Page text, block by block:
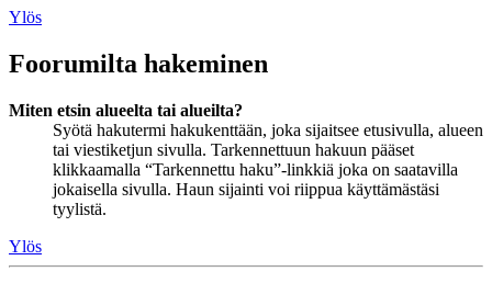
Ylös
Foorumilta hakeminen
Miten etsin alueelta tai alueilta?
Syötä hakutermi hakukenttään, joka sijaitsee etusivulla, alueen
tai viestiketjun sivulla. Tarkennettuun hakuun pääset
klikkaamalla “Tarkennettu haku”-linkkiä joka on saatavilla
jokaisella sivulla. Haun sijainti voi riippua käyttämästäsi
tyylistä.
Ylös